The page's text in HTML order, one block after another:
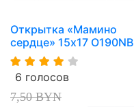
Открытка «Мамино
сердце» 15х17 O190NB
6 голосов
7,50 BYN